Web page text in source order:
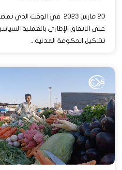
20 مارس 2023 في الوقت
على الاتفاق الإطاري بالعملية
تشكيل الحكومة المدنية...